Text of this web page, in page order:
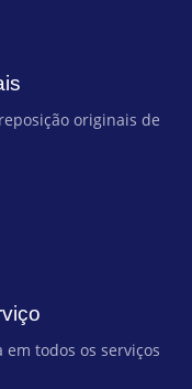
originais de
todos os serviços